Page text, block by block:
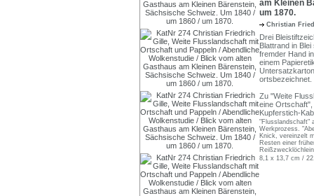
am Kleinen
um 1870.
Christian
Drei
Blattrand in
fremder Hand
einem
ortsbezeichnet.
Zu "Weite
eine Ortschaft",
Kupferstich-
"Flusslandschaft"
Werkprozess.
Knick, vereinzelt
Resten einer
8,1 x 13,7 cm /